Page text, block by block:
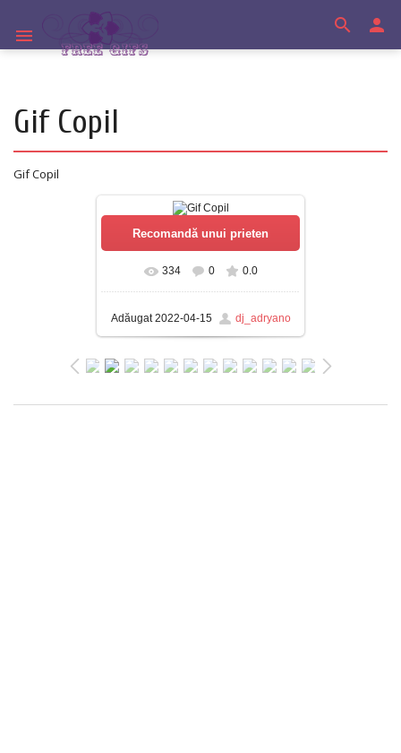
menu search person
Gif Copil
Gif Copil
334 0 0.0
Adăugat2022-04-15 dj_adryano